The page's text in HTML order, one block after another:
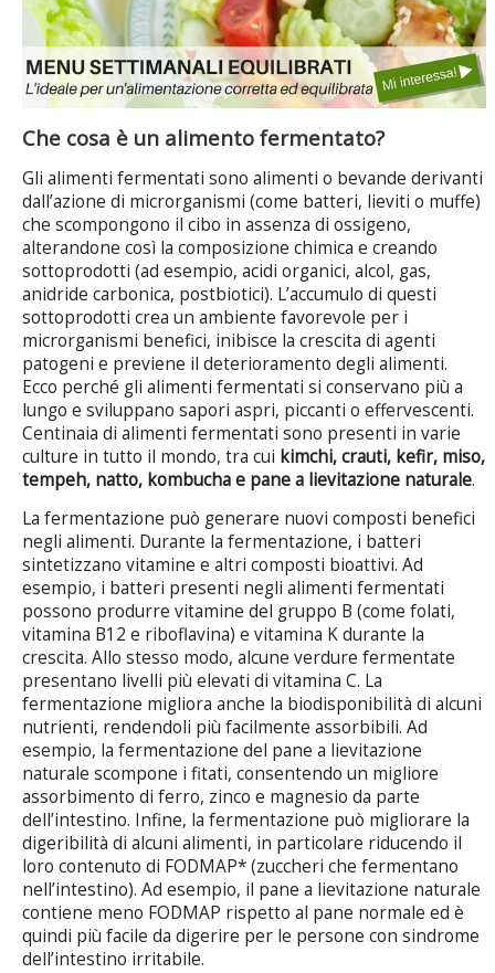
Che cosa è un alimento fermentato?
Gli alimenti fermentati sono alimenti o bevande derivanti
dall’azione di microrganismi (come batteri, lieviti o muffe)
che scompongono il cibo in assenza di ossigeno,
alterandone così la composizione chimica e creando
sottoprodotti (ad esempio, acidi organici, alcol, gas,
anidride carbonica, postbiotici). L’accumulo di questi
sottoprodotti crea un ambiente favorevole per i
microrganismi benefici, inibisce la crescita di agenti
patogeni e previene il deterioramento degli alimenti.
Ecco perché gli alimenti fermentati si conservano più a
lungo e sviluppano sapori aspri, piccanti o effervescenti.
Centinaia di alimenti fermentati sono presenti in varie
culture in tutto il mondo, tra cui kimchi, crauti, kefir, miso,
tempeh, natto, kombucha e pane a lievitazione naturale.
La fermentazione può generare nuovi composti benefici
negli alimenti. Durante la fermentazione, i batteri
sintetizzano vitamine e altri composti bioattivi. Ad
esempio, i batteri presenti negli alimenti fermentati
possono produrre vitamine del gruppo B (come folati,
vitamina B12 e riboflavina) e vitamina K durante la
crescita. Allo stesso modo, alcune verdure fermentate
presentano livelli più elevati di vitamina C. La
fermentazione migliora anche la biodisponibilità di alcuni
nutrienti, rendendoli più facilmente assorbibili. Ad
esempio, la fermentazione del pane a lievitazione
naturale scompone i fitati, consentendo un migliore
assorbimento di ferro, zinco e magnesio da parte
dell’intestino. Infine, la fermentazione può migliorare la
digeribilità di alcuni alimenti, in particolare riducendo il
loro contenuto di FODMAP* (zuccheri che fermentano
nell’intestino). Ad esempio, il pane a lievitazione naturale
contiene meno FODMAP rispetto al pane normale ed è
quindi più facile da digerire per le persone con sindrome
dell’intestino irritabile.